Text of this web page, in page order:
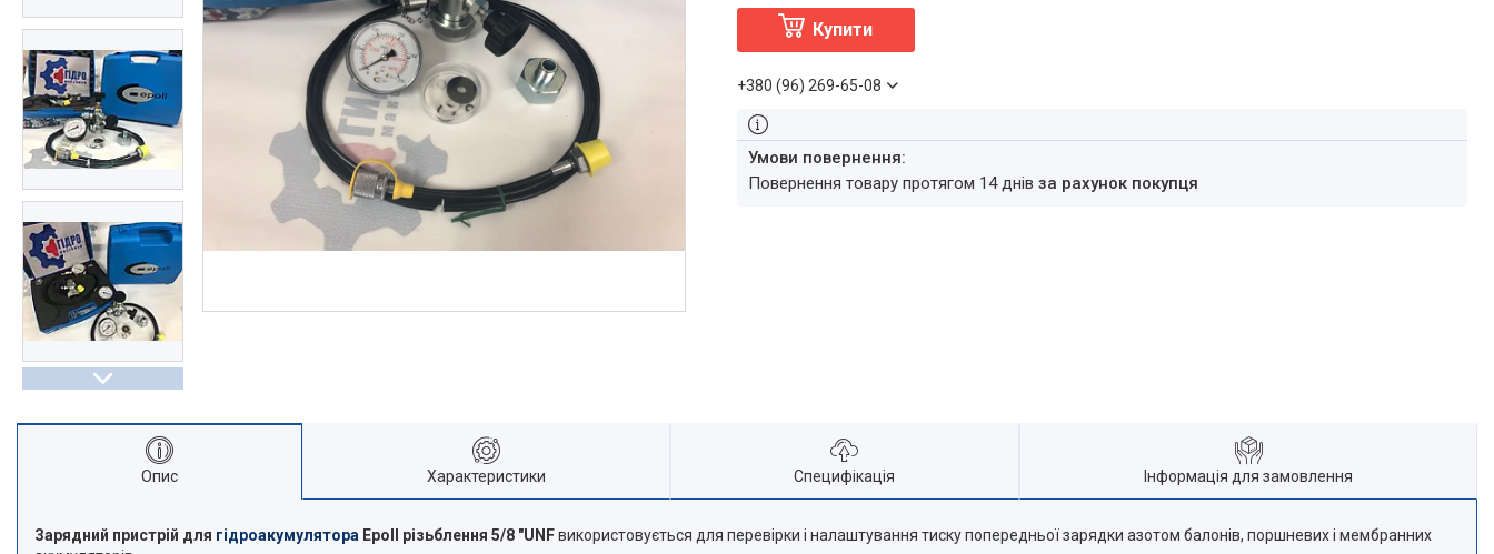
сільгосптехніки
ЗАПЧАСТИНИ ДЛЯ
БУДІВЕЛЬНОЇ І
ДОРОЖНЬОГО ТЕХНІКИ
Запчастини до
навантажувачів
Купити
+380 (96) 269-65-08
повернення товару протягом 14 днів за рахунок покупця
Опис Характеристики Специфікація Інформація для замовлення
Зарядний пристрій для гідроакумулятора Epoll різьблення 5/8 "UNFвикористовується для перевірки і налаштування тиску попередньої зарядки азотом балонів, поршневих і мембранних